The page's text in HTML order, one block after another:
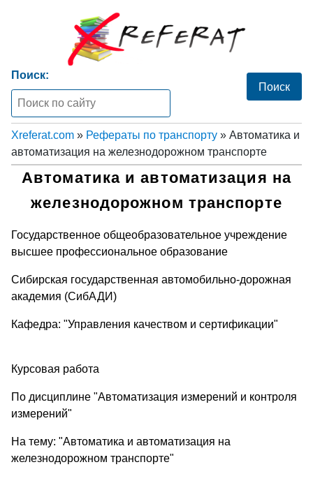
Поиск:
Xreferat.com » Рефераты по транспорту » Автоматика и
автоматизация на железнодорожном транспорте
Автоматика и автоматизация на
железнодорожном транспорте
Государственное общеобразовательное учреждение
высшее профессиональное образование
Сибирская государственная автомобильно-дорожная
академия (СибАДИ)
Кафедра: "Управления качеством и сертификации"
Курсовая работа
По дисциплине "Автоматизация измерений и контроля
измерений"
На тему: "Автоматика и автоматизация на
железнодорожном транспорте"